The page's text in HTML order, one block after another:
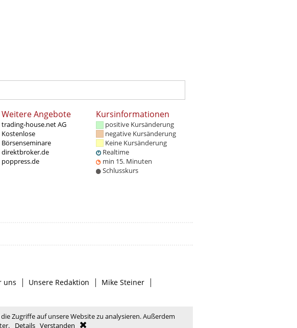
Weitere Angebote
trading-house.net AG
Kostenlose
Börsenseminare
direktbroker.de
poppress.de
Kursinformationen
positive Kursänderung
negative Kursänderung
Keine Kursänderung
Realtime
min 15. Minuten
Schlusskurs
uns | Unsere Redaktion | Mike Steiner |
Zugriffe auf unsere Website zu analysieren. Außerdem
Details Verstanden